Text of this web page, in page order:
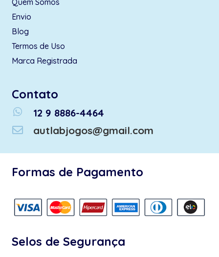
Quem Somos
Envio
Blog
Termos de Uso
Marca Registrada
Contato
whatsapp
12 9 8886-4464
autlabjogos@gmail.com
Formas de Pagamento
Selos de Segurança